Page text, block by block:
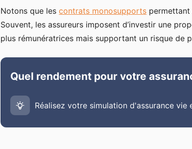
Notons que lescontrats monosupports permettant
Souvent, les assureurs imposent d’investir une
plus rémunératrices mais supportant un risque de
Quel rendement pour votre
Réalisez votre simulation d'assurance vie